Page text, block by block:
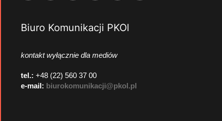
Biuro Komunikacji PKOl
kontakt wyłącznie dla mediów
tel.: +48 (22) 560 37 00
e-mail: biurokomunikacji@pkol.pl